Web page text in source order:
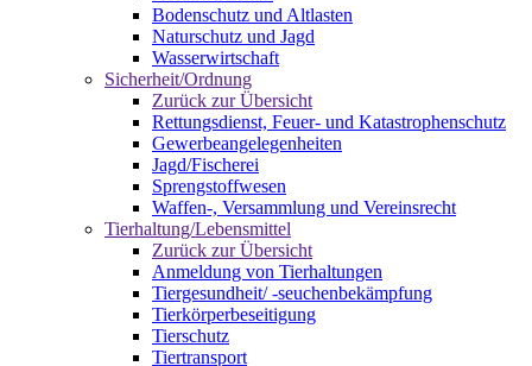
Bodenschutz und Altlasten
Naturschutz und Jagd
Wasserwirtschaft
Sicherheit/Ordnung
Zurück zur Übersicht
Rettungsdienst, Feuer- und Katastrophenschutz
Gewerbeangelegenheiten
Jagd/Fischerei
Sprengstoffwesen
Waffen-, Versammlung und Vereinsrecht
Tierhaltung/Lebensmittel
Zurück zur Übersicht
Anmeldung von Tierhaltungen
Tiergesundheit/ -seuchenbekämpfung
Tierkörperbeseitigung
Tierschutz
Tiertransport